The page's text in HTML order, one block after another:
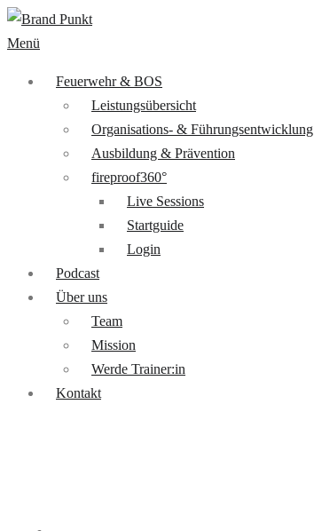
Menü
Feuerwehr & BOS
Leistungsübersicht
Organisations- & Führungsentwicklung
Ausbildung & Prävention
fireproof360°
Live Sessions
Startguide
Login
Podcast
Über uns
Team
Mission
Werde Trainer:in
Kontakt